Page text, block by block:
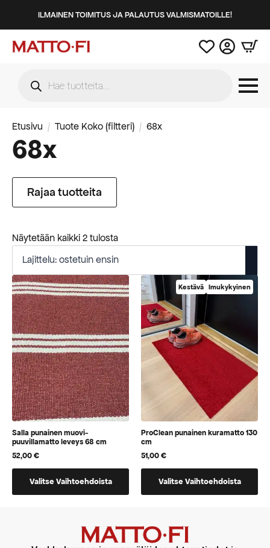
ILMAINEN TOIMITUS JA PALAUTUS VALMISMATOILLE!
search
Etusivu Tuote Koko (filtteri) 68x
68x
Rajaa tuotteita
Näytetään kaikki 2 tulostaSuosituimmat
Salla punainen muovi-
puuvillamatto leveys 68 cm
52,00€
Valitse Vaihtoehdoista
voidaan
Kestävä Imukykyinen
ProClean punainen kuramatto 130
cm
51,00€
Valitse Vaihtoehdoista
jotka
voidaan